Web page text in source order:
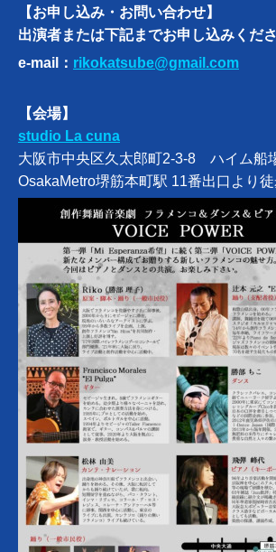
【お申し込み・お問い合わせ】
出演者または下記までお申し込みくださ
e-mail： rikokatsube@gmail.com
【会場】
studio La cuna
大阪市中央区久太郎町2-3-8 ハイム船
OsakaMetro堺筋本町駅 11番出口より